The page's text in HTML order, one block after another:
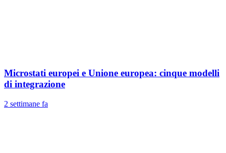
Microstati europei e Unione europea: cinque modelli
di integrazione
2 settimane fa